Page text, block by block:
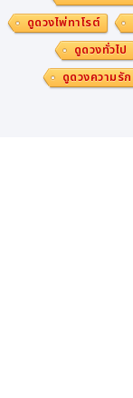
ดูดวงไพ่ทาโรต์
ดูดวงทั่วไป
ดูดวงความรัก